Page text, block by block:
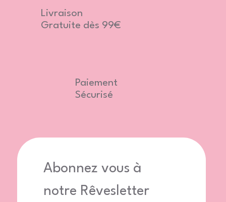
Abonnez vous à
notre Rêvesletter
Livraison
Gratuite dès 99€
Paiement
Sécurisé